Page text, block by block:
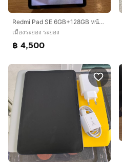
Redmi Pad SE 6GB+128GB หน้าจอขนาด11นิ้ว
เมืองระยอง ระยอง
฿ 4,500